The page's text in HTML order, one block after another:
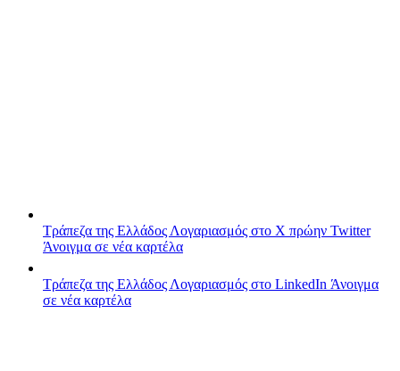
Τράπεζα της Ελλάδος Λογαριασμός στο X πρώην Twitter
Άνοιγμα σε νέα καρτέλα
Τράπεζα της Ελλάδος Λογαριασμός στο LinkedIn Άνοιγμα
σε νέα καρτέλα